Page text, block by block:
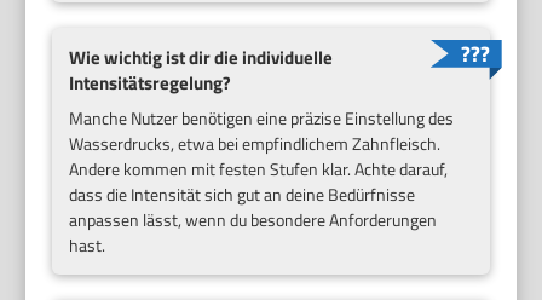
Wie wichtig ist dir die individuelle
Intensitätsregelung?
Manche Nutzer benötigen eine präzise Einstellung des
Wasserdrucks, etwa bei empfindlichem Zahnfleisch.
Andere kommen mit festen Stufen klar. Achte darauf,
dass die Intensität sich gut an deine Bedürfnisse
anpassen lässt, wenn du besondere Anforderungen
hast.